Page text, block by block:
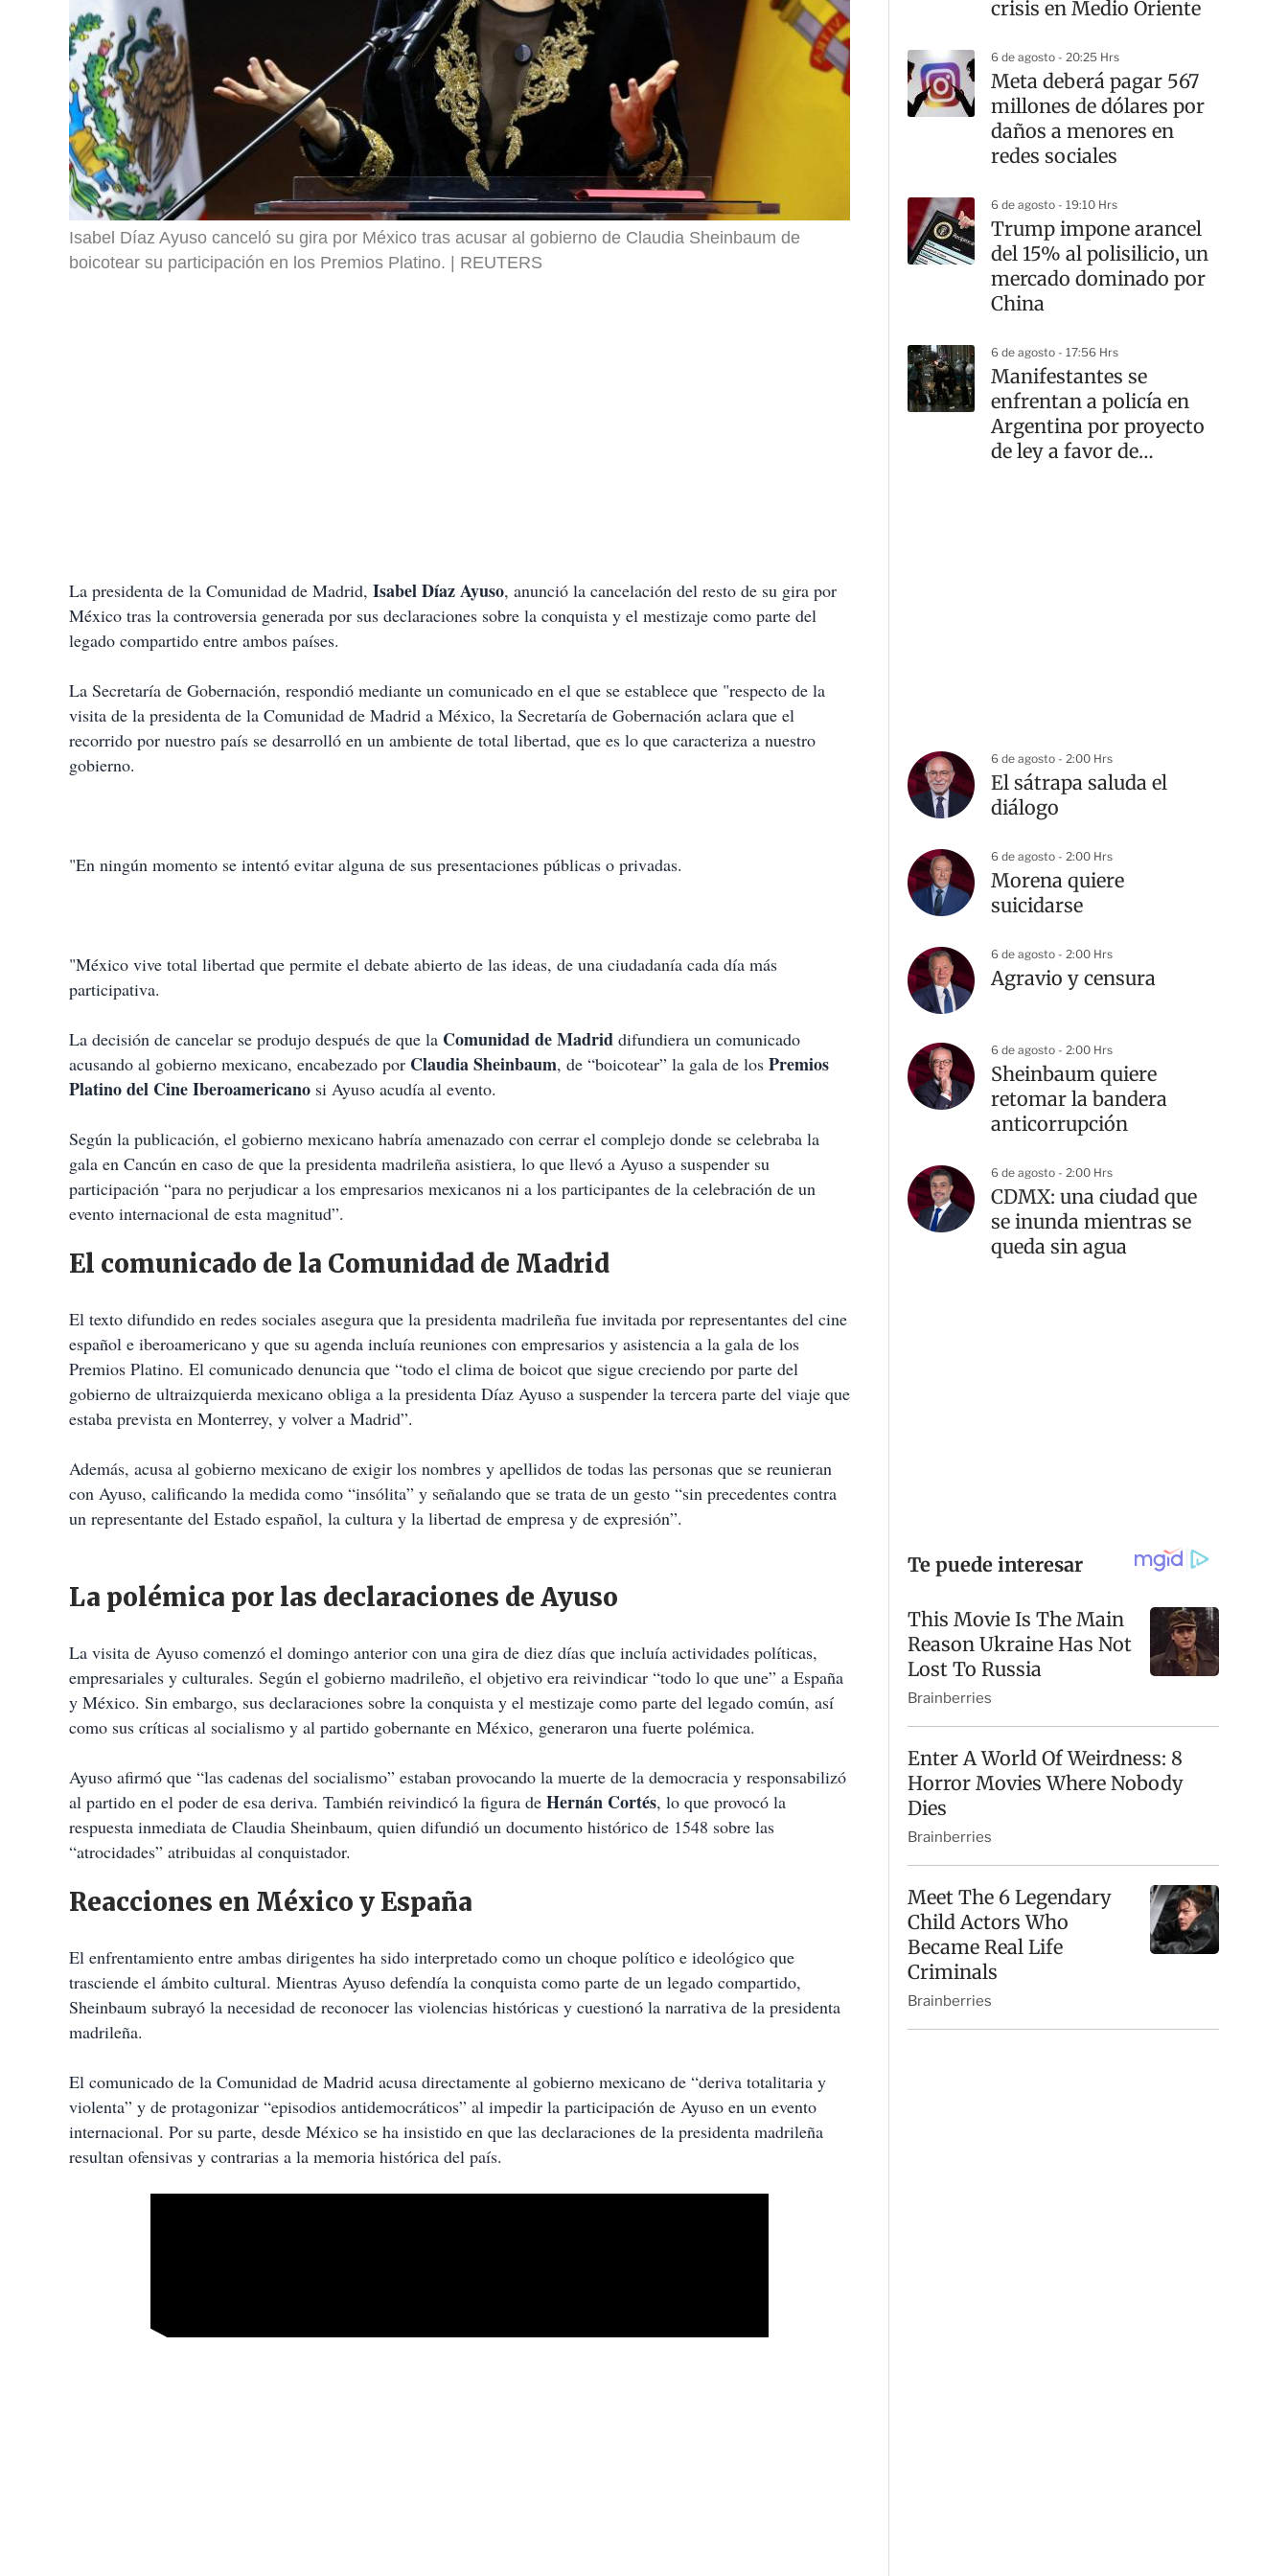
Isabel Díaz Ayuso canceló su gira por México tras acusar al gobierno de Claudia Sheinbaum de
boicotear su participación en los Premios Platino.
REUTERS
La presidenta de la Comunidad de Madrid, Isabel Díaz Ayuso, anunció la cancelación del resto de su gira por
México tras la controversia generada por sus declaraciones sobre la conquista y el mestizaje como parte del
legado compartido entre ambos países.
La Secretaría de Gobernación, respondió mediante un comunicado en el que se establece que "respecto de la
visita de la presidenta de la Comunidad de Madrid a México, la Secretaría de Gobernación aclara que el
recorrido por nuestro país se desarrolló en un ambiente de total libertad, que es lo que caracteriza a nuestro
gobierno.
"En ningún momento se intentó evitar alguna de sus presentaciones públicas o privadas.
"México vive total libertad que permite el debate abierto de las ideas, de una ciudadanía cada día más
participativa.
La decisión de cancelar se produjo después de que la Comunidad de Madrid difundiera un comunicado
acusando al gobierno mexicano, encabezado por Claudia Sheinbaum, de “boicotear” la gala de los Premios
Platino del Cine Iberoamericano si Ayuso acudía al evento.
Según la publicación, el gobierno mexicano habría amenazado con cerrar el complejo donde se celebraba la
gala en Cancún en caso de que la presidenta madrileña asistiera, lo que llevó a Ayuso a suspender su
participación “para no perjudicar a los empresarios mexicanos ni a los participantes de la celebración de un
evento internacional de esta magnitud”.
El comunicado de la Comunidad de Madrid
El texto difundido en redes sociales asegura que la presidenta madrileña fue invitada por representantes del cine
español e iberoamericano y que su agenda incluía reuniones con empresarios y asistencia a la gala de los
Premios Platino. El comunicado denuncia que “todo el clima de boicot que sigue creciendo por parte del
gobierno de ultraizquierda mexicano obliga a la presidenta Díaz Ayuso a suspender la tercera parte del viaje que
estaba prevista en Monterrey, y volver a Madrid”.
Además, acusa al gobierno mexicano de exigir los nombres y apellidos de todas las personas que se reunieran
con Ayuso, calificando la medida como “insólita” y señalando que se trata de un gesto “sin precedentes contra
un representante del Estado español, la cultura y la libertad de empresa y de expresión”.
La polémica por las declaraciones de Ayuso
La visita de Ayuso comenzó el domingo anterior con una gira de diez días que incluía actividades políticas,
empresariales y culturales. Según el gobierno madrileño, el objetivo era reivindicar “todo lo que une” a España
y México. Sin embargo, sus declaraciones sobre la conquista y el mestizaje como parte del legado común, así
como sus críticas al socialismo y al partido gobernante en México, generaron una fuerte polémica.
Ayuso afirmó que “las cadenas del socialismo” estaban provocando la muerte de la democracia y responsabilizó
al partido en el poder de esa deriva. También reivindicó la figura de Hernán Cortés, lo que provocó la
respuesta inmediata de Claudia Sheinbaum, quien difundió un documento histórico de 1548 sobre las
“atrocidades” atribuidas al conquistador.
Reacciones en México y España
El enfrentamiento entre ambas dirigentes ha sido interpretado como un choque político e ideológico que
trasciende el ámbito cultural. Mientras Ayuso defendía la conquista como parte de un legado compartido,
Sheinbaum subrayó la necesidad de reconocer las violencias históricas y cuestionó la narrativa de la presidenta
madrileña.
El comunicado de la Comunidad de Madrid acusa directamente al gobierno mexicano de “deriva totalitaria y
violenta” y de protagonizar “episodios antidemocráticos” al impedir la participación de Ayuso en un evento
internacional. Por su parte, desde México se ha insistido en que las declaraciones de la presidenta madrileña
resultan ofensivas y contrarias a la memoria histórica del país.
crisis en Medio Oriente
6 de agosto - 20:25 Hrs
Meta deberá pagar 567
millones de dólares por
daños a menores en
redes sociales
6 de agosto - 19:10 Hrs
Trump impone arancel
del 15% al polisilicio, un
mercado dominado por
China
6 de agosto - 17:56 Hrs
Manifestantes se
enfrentan a policía en
Argentina por proyecto
de ley a favor de
6 de agosto - 2:00 Hrs
El sátrapa saluda el
diálogo
6 de agosto - 2:00 Hrs
Morena quiere
suicidarse
6 de agosto - 2:00 Hrs
Agravio y censura
6 de agosto - 2:00 Hrs
Sheinbaum quiere
retomar la bandera
anticorrupción
6 de agosto - 2:00 Hrs
CDMX: una ciudad que
se inunda mientras se
queda sin agua